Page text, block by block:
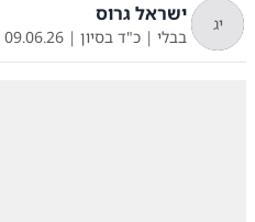
יג ישראל גרוס
בבלי | כ"ד בסיון |
09.06.26